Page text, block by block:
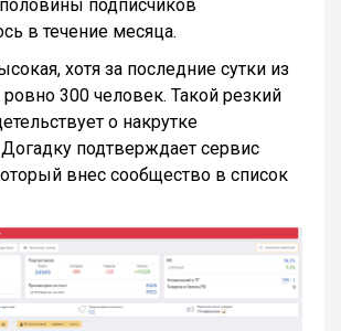
подписчиков
в течение месяца.
хотя за последние сутки из
300 человек. Такой резкий
о накрутке
подтверждает сервис
внес сообщество в список